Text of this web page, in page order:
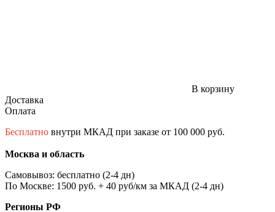
В корзину
Доставка
Оплата
Бесплатно внутри МКАД при заказе от 100 000 руб.
Москва и область
Самовывоз: бесплатно (2-4 дн)
По Москве: 1500 руб. + 40 руб/км за МКАД (2-4 дн)
Регионы РФ